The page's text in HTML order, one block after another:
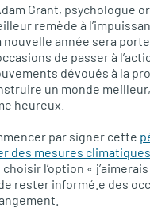
Grant, psychologue
remède à
nouvelle année sera
de passer à
dévoués à la
un monde
heureux.
par signer cette
des mesures
l’option «
rester informé.e des